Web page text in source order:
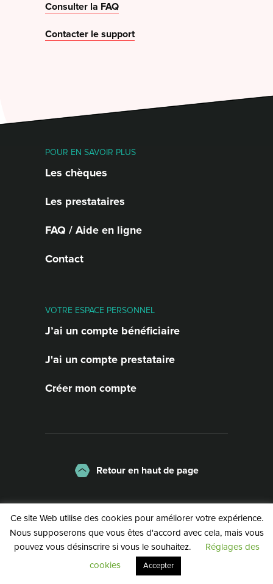
Consulter la FAQ
Contacter le support
POUR EN SAVOIR PLUS
Les chèques
Les prestataires
FAQ / Aide en ligne
Contact
VOTRE ESPACE PERSONNEL
J’ai un compte bénéficiaire
J'ai un compte prestataire
Créer mon compte
Retour en haut de page
La charte
Mentions légales
Politique de confidentialité
©2026 | Service Public de Wallonie
Ce site Web utilise des cookies pour améliorer votre expérience.
Nous supposerons que vous êtes d'accord avec cela, mais vous
pouvez vous désinscrire si vous le souhaitez.
Réglages des
cookies
Accepter